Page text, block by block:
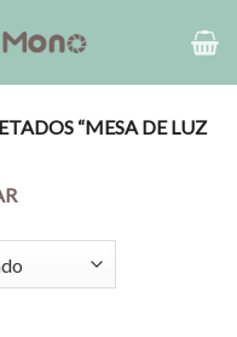
“MESA DE LUZ